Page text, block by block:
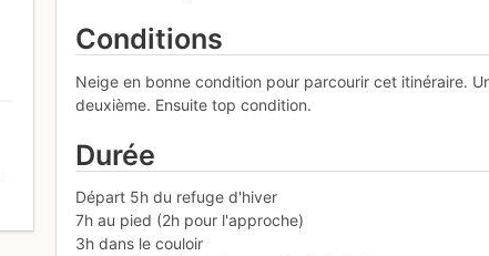
Conditions
Neige en bonne condition pour parcourir cet itinéraire.
deuxième. Ensuite top condition.
Durée
Départ 5h du refuge d'hiver
7h au pied (2h pour l'approche)
3h dans le couloir